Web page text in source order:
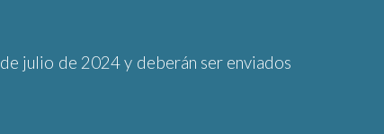
de julio de 2024 y deberán ser enviados